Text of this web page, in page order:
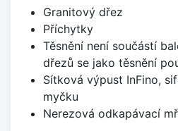
Granitový dřez
Příchytky
Těsnění není součástí
dřezů se jako těsnění
Sítková výpust InFino,
myčku
Nerezová odkapávací